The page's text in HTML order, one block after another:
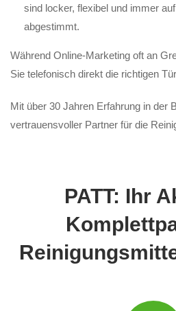
sind locker, flexibel und immer
abgestimmt.
Während Online-Marketing oft an
Sie telefonisch direkt die richtigen
Mit über 30 Jahren Erfahrung in der
vertrauensvoller Partner für die
PATT: Ihr